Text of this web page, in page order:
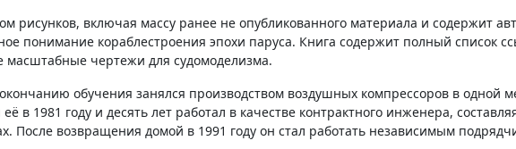
рисунков, включая массу ранее не опубликованного материала и содержит
понимание кораблестроения эпохи паруса. Книга содержит полный список
чертежи для судомоделизма.
обучения занялся производством воздушных компрессоров в одной
в 1981 году и десять лет работал в качестве контрактного инженера,
После возвращения домой в 1991 году он стал работать независимым